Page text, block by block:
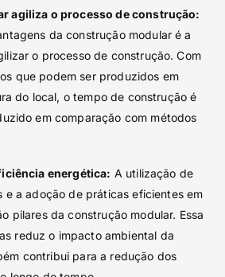
agiliza o processo de construção:
da construção modular é a
o processo de construção. Com
que podem ser produzidos em
do local, o tempo de construção é
em comparação com métodos
energética: A utilização de
e a adoção de práticas eficientes em
pilares da construção modular. Essa
reduz o impacto ambiental da
contribui para a redução dos